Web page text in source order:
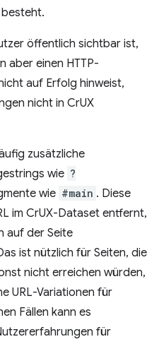
öffentlich sichtbar ist,
aber einen HTTP-
auf Erfolg hinweist,
nicht in CrUX
zusätzliche
wie ?
wie #main . Diese
im CrUX-Dataset entfernt,
auf der Seite
ist nützlich für Seiten, die
nicht erreichen würden,
URL-Variationen für
Fällen kann es
für